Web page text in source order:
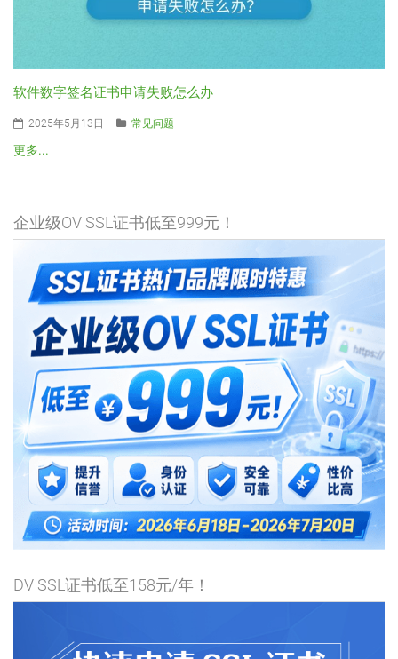
软件数字签名证书申请失败怎么办
2025年5月13日 常见问题
更多...
企业级OV SSL证书低至999元！
DV SSL证书低至158元/年！